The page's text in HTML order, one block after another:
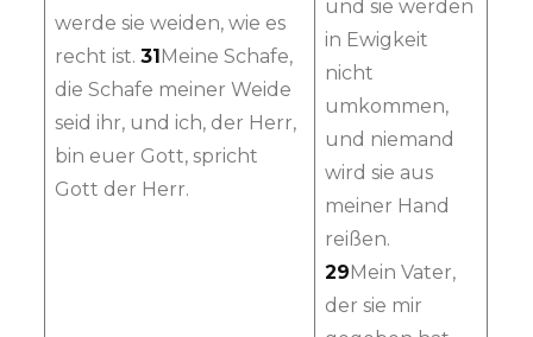
werde sie weiden, wie es
recht ist.31Meine Schafe,
die Schafe meiner Weide
seid ihr, und ich, der Herr,
bin euer Gott, spricht
Gott der Herr.
und sie werden
in Ewigkeit
nicht
umkommen,
und niemand
wird sie aus
meiner Hand
reißen.
29Mein Vater,
der sie mir